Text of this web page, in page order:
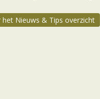
het Nieuws & Tips overzicht